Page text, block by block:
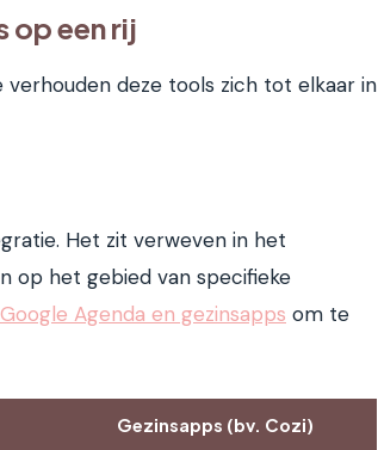
een rij
deze tools zich tot elkaar in
Het zit verweven in het
op het gebied van specifieke
Agenda en gezinsapps om te
Gezinsapps (bv. Cozi)